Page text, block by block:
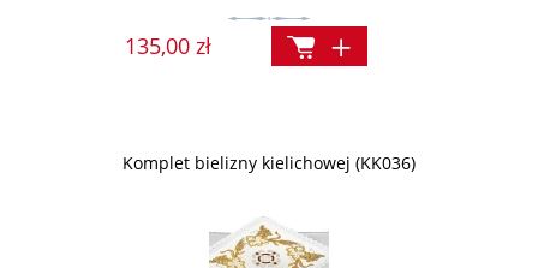
135,00 zł
Komplet bielizny kielichowej (KK036)